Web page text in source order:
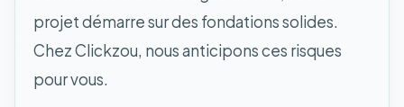
projet démarre sur des fondations solides.
Chez Clickzou, nous anticipons ces risques
pour vous.